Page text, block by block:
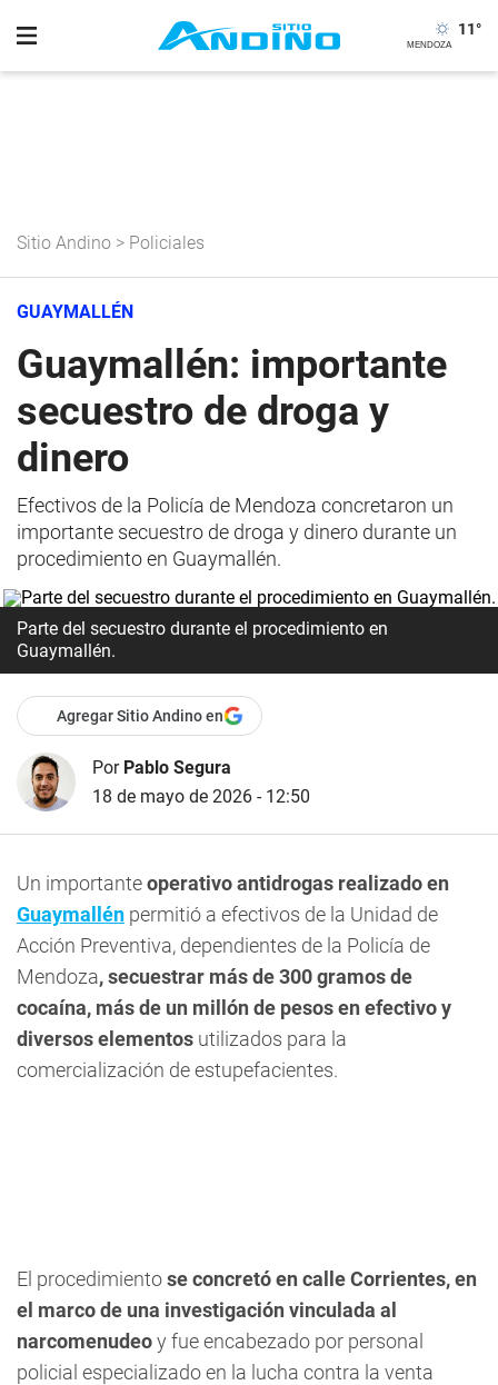
11°
Sitio Andino > Policiales
GUAYMALLÉN
Guaymallén: importante
secuestro de droga y
dinero
Efectivos de la Policía de Mendoza concretaron un
importante secuestro de droga y dinero durante un
procedimiento en Guaymallén.
Parte del secuestro durante el procedimiento en
Guaymallén.
Agregar Sitio Andino en
Por Pablo Segura
18 de mayo de 2026 - 12:50
Un importanteoperativo antidrogas realizado en
Guaymallén permitió a efectivos de la Unidad de
Acción Preventiva, dependientes de la Policía de
Mendoza, secuestrar más de 300 gramos de
cocaína, más de un millón de pesos en efectivo y
diversos elementos utilizados para la
comercialización de estupefacientes.
El procedimientose concretó en calle Corrientes, en
el marco de una investigación vinculada al
narcomenudeoy fue encabezado por personal
policial especializado en la lucha contra la venta